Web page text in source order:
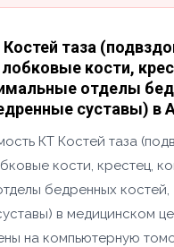
таза
кости,
отделы
суставы) в
КТ Костей таза
кости, крестец,
бедренных костей,
в медицинском
на компьютерную